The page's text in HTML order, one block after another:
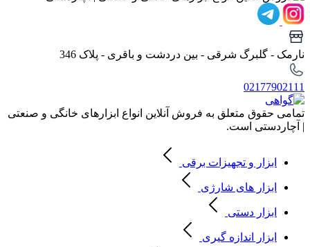
نارمک - گلبرگ شرقی - بین دردشت و باقری - پلاک 346
02177902111
تمامی حقوق متعلق به فروش آنلاین انواع ابزارهای خانگی و صنعتی
| آچاردستی است.
ابزار و تجهیزات برقی
ابزار های شارژی
ابزار دستی
ابزار اندازه گیری